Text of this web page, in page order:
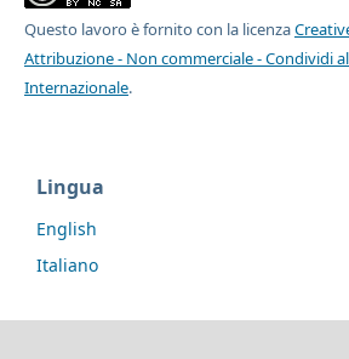
Questo lavoro è fornito con la licenza
Attribuzione - Non commerciale - Condividi
Internazionale.
Lingua
English
Italiano